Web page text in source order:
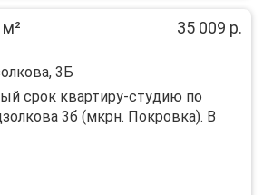
35 009 р.
3Б
срок квартиру-студию по
3б (мкрн. Покровка). В